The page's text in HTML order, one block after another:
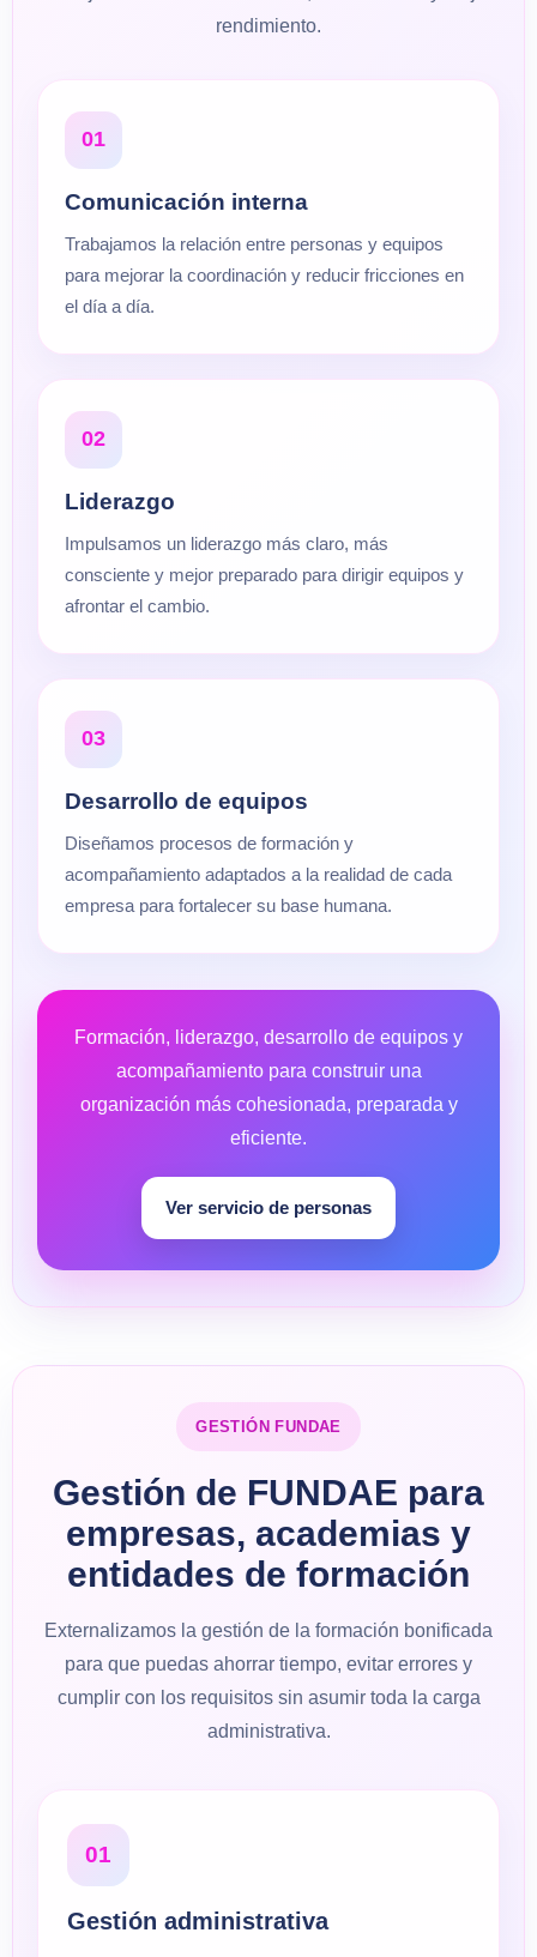
rendimiento.
01
Comunicación interna
Trabajamos la relación entre personas y equipos
para mejorar la coordinación y reducir fricciones en
el día a día.
02
Liderazgo
Impulsamos un liderazgo más claro, más
consciente y mejor preparado para dirigir equipos y
afrontar el cambio.
03
Desarrollo de equipos
Diseñamos procesos de formación y
acompañamiento adaptados a la realidad de cada
empresa para fortalecer su base humana.
Formación, liderazgo, desarrollo de equipos y
acompañamiento para construir una
organización más cohesionada, preparada y
eficiente.
Ver servicio de personas
GESTIÓN FUNDAE
Gestión de FUNDAE para
empresas, academias y
entidades de formación
Externalizamos la gestión de la formación bonificada
para que puedas ahorrar tiempo, evitar errores y
cumplir con los requisitos sin asumir toda la carga
administrativa.
01
Gestión administrativa